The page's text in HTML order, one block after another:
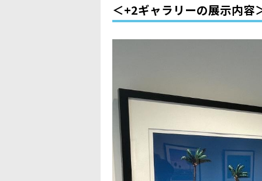
＜+2ギャラリーの展示内容